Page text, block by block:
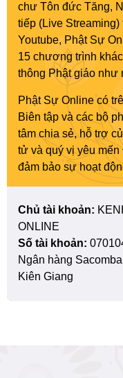
chư Tôn đức Tăng,
tiếp (Live
Youtube, Phật Sự
15 chương trình
thông Phật giáo như
Phật Sự Online có
Biên tập và các bộ
tâm chia sẻ, hỗ trợ
tử và quý vị yêu
đảm bảo sự hoạt
Chủ tài khoản:
ONLINE
Số tài khoản:
Ngân hàng
Kiên Giang